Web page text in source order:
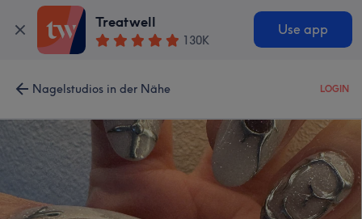
Treatwell
130K
Use app
Nagelstudios in der Nähe LOGIN